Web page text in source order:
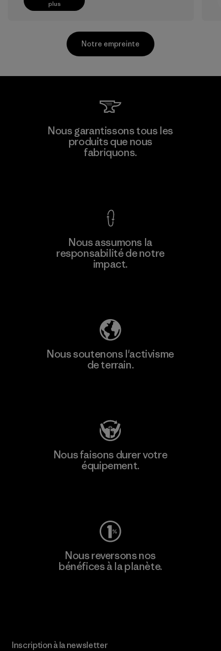
plus
Kanaan Bao Loc Co., Ltd.
Notre empreinte
Nous garantissons tous les
produits que nous
fabriquons.
Nous assumons la
responsabilité de notre
impact.
Nous soutenons l'activisme
de terrain.
Nous faisons durer votre
équipement.
Nous reversons nos
bénéfices à la planète.
Inscription à la newsletter